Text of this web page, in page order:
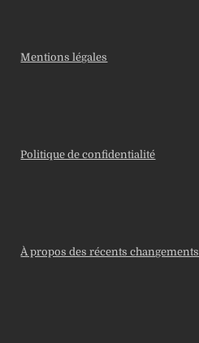
Mentions légales
Politique de confidentialité
À propos des récents changements